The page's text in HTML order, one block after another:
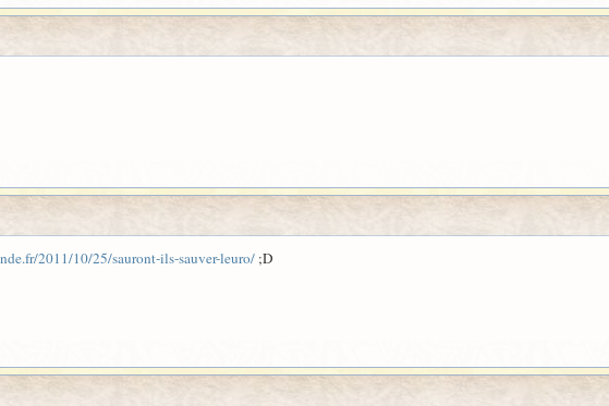
2011/10/25/sauront-ils-sauver-leuro/ ;D